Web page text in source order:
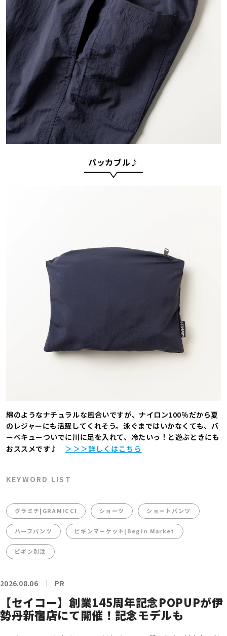
パッカブル♪
綿のようなナチュラルな風合いですが、ナイロン100％だから夏
のレジャーにも活躍してくれそう。泳ぐまではいかなくても、バ
ーベキューついでに川に足を入れて、冷たいっ！と遊ぶときにも
おススメです♪ ＞＞＞詳しくはこちら
KEYWORD LIST
グラミチ|GRAMICCI ショーツ ショートパンツ
ハーフパンツ ビギンマーケット|Begin Market
ビギン別注
2026.08.06 PR
【セイコー】創業145周年記念POPUPが伊
勢丹新宿店にて開催！記念モデルも